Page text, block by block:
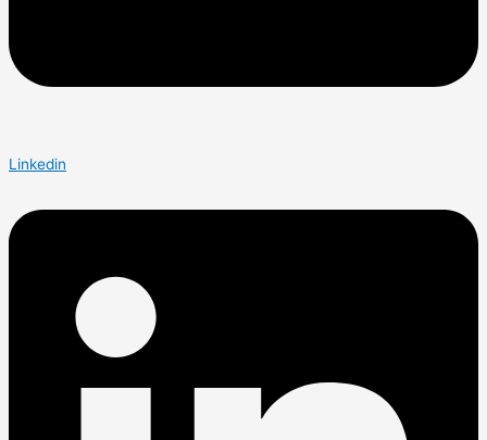
Linkedin